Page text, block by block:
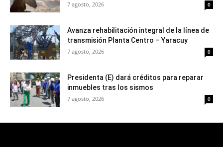
7 agosto, 2026 0
Avanza rehabilitación integral de la línea de
transmisión Planta Centro – Yaracuy
7 agosto, 2026 0
Presidenta (E) dará créditos para reparar
inmuebles tras los sismos
7 agosto, 2026 0